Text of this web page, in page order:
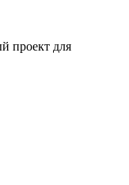
проект для